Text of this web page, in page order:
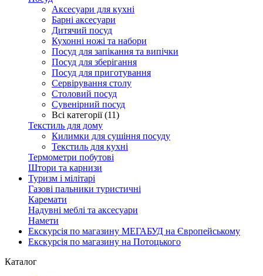
Аксесуари для кухні
Барні аксесуари
Дитячий посуд
Кухонні ножі та набори
Посуд для запікання та випічки
Посуд для зберігання
Посуд для приготування
Сервірування столу
Столовий посуд
Сувенірний посуд
Всі категорії (11)
Текстиль для дому
Килимки для сушіння посуду
Текстиль для кухні
Термометри побутові
Штори та карнизи
Туризм і мілітарі
Газові пальники туристичні
Каремати
Надувні меблі та аксесуари
Намети
Екскурсія по магазину МЕГАБУД на Європейському
Екскурсія по магазину на Потоцького
Каталог